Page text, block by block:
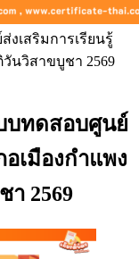
เสริมการเรียนรู้
วันวิสาขบูชา 2569
บทดสอบศูนย์
อเมืองกำแพง
า 2569